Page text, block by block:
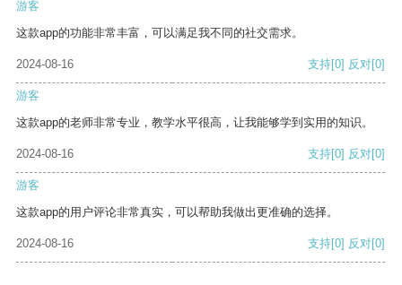
游客
这款app的功能非常丰富，可以满足我不同的社交需求。
2024-08-16 支持[0] 反对[0]
游客
这款app的老师非常专业，教学水平很高，让我能够学到实用的知识。
2024-08-16 支持[0] 反对[0]
游客
这款app的用户评论非常真实，可以帮助我做出更准确的选择。
2024-08-16 支持[0] 反对[0]